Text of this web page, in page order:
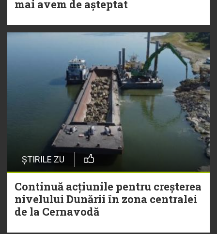
mai avem de așteptat
ȘTIRILE ZU
Continuă acțiunile pentru creșterea
nivelului Dunării în zona centralei
de la Cernavodă